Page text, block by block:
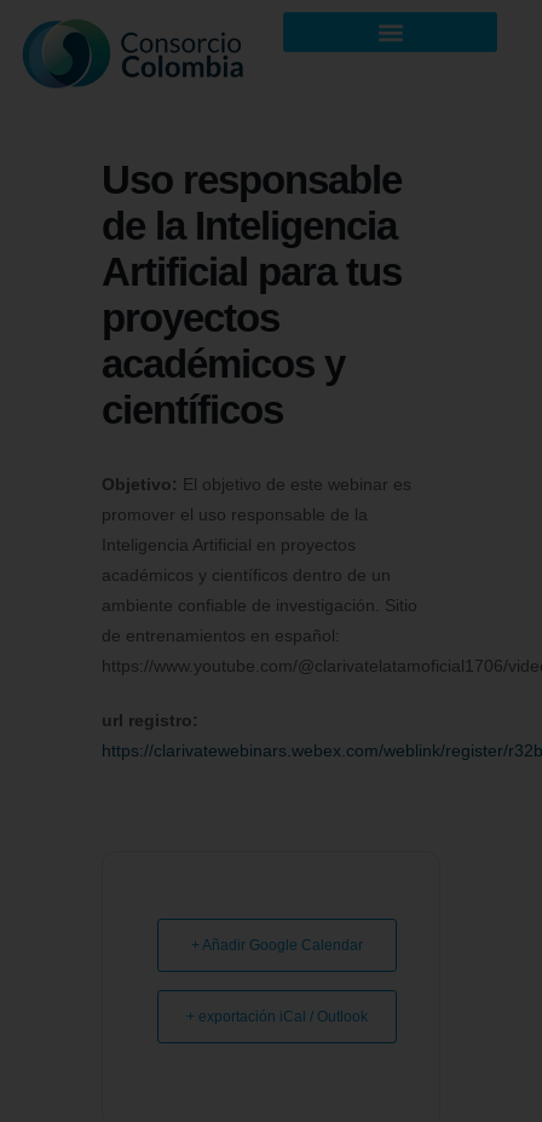
Uso responsable
de la Inteligencia
Artificial para tus
proyectos
académicos y
científicos
Objetivo: El objetivo de este webinar es
promover el uso responsable de la
Inteligencia Artificial en proyectos
académicos y científicos dentro de un
ambiente confiable de investigación. Sitio
de entrenamientos en español:
https://www.youtube.com/@clarivatelatamoficial1706/
url registro:
https://clarivatewebinars.webex.com/weblink/register/
+ Añadir Google Calendar
+ exportación iCal / Outlook